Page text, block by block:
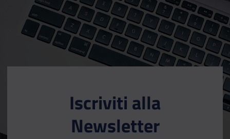
Iscriviti alla
Newsletter